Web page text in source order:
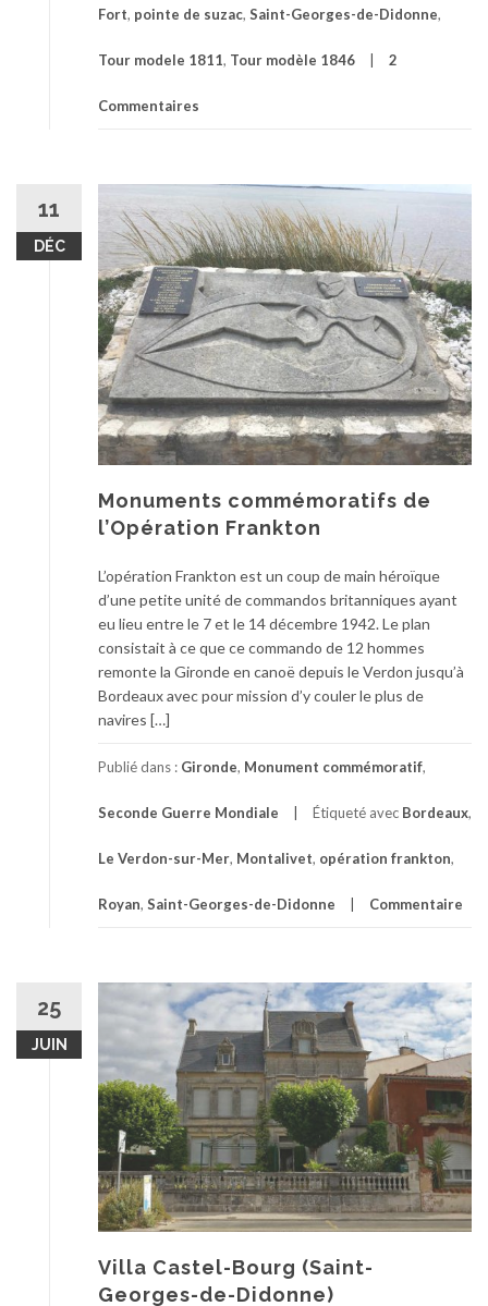
Fort, pointe de suzac, Saint-Georges-de-Didonne,
Tour modele 1811, Tour modèle 1846 2
Commentaires
11
DÉC
Monuments commémoratifs de
l’Opération Frankton
L’opération Frankton est un coup de main héroïque
d’une petite unité de commandos britanniques ayant
eu lieu entre le 7 et le 14 décembre 1942. Le plan
consistait à ce que ce commando de 12 hommes
remonte la Gironde en canoë depuis le Verdon jusqu’à
Bordeaux avec pour mission d’y couler le plus de
navires […]
Publié dans : Gironde, Monument commémoratif,
Seconde Guerre Mondiale Étiqueté avec Bordeaux,
Le Verdon-sur-Mer, Montalivet, opération frankton,
Royan, Saint-Georges-de-Didonne Commentaire
25
JUIN
Villa Castel-Bourg (Saint-
Georges-de-Didonne)